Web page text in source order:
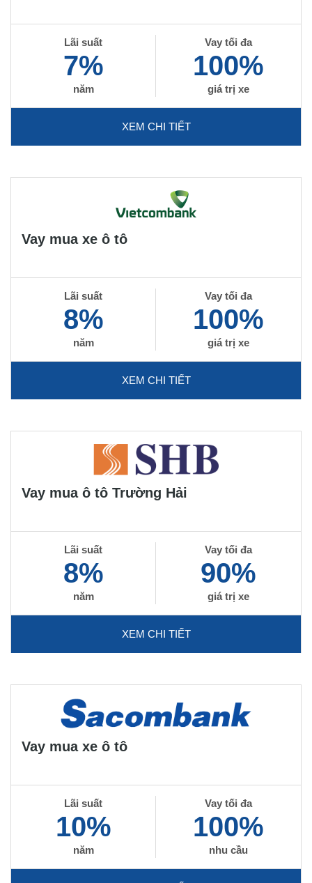
Lãi suất
7%
năm
Vay tối đa
100%
giá trị xe
XEM CHI TIẾT
Vay mua xe ô tô
Lãi suất
8%
năm
Vay tối đa
100%
giá trị xe
XEM CHI TIẾT
Vay mua ô tô Trường Hải
Lãi suất
8%
năm
Vay tối đa
90%
giá trị xe
XEM CHI TIẾT
Vay mua xe ô tô
Lãi suất
10%
năm
Vay tối đa
100%
nhu cầu